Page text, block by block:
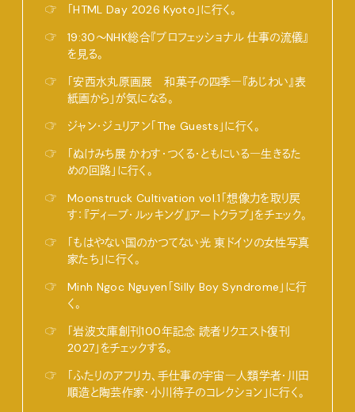
☞
「HTML Day 2026 Kyoto」に行く。
☞
19:30〜NHK総合『プロフェッショナル 仕事の流儀』
を見る。
☞
「安西水丸原画展 和菓子の四季―『あじわい』表
紙画から」が気になる。
☞
ジャン・ジュリアン「The Guests」に行く。
☞
「ぬけみち展 かわす・つくる・ともにいる―生きるた
めの回路」に行く。
☞
Moonstruck Cultivation vol.1「想像力を取り戻
す：『ディープ・ルッキング』アートクラブ」をチェック。
☞
「もはやない国のかつてない光 東ドイツの女性写真
家たち」に行く。
☞
Minh Ngoc Nguyen「Silly Boy Syndrome」に行
く。
☞
「岩波文庫創刊100年記念 読者リクエスト復刊
2027」をチェックする。
☞
「ふたりのアフリカ、手仕事の宇宙―人類学者・川田
順造と陶芸作家・小川待子のコレクション」に行く。